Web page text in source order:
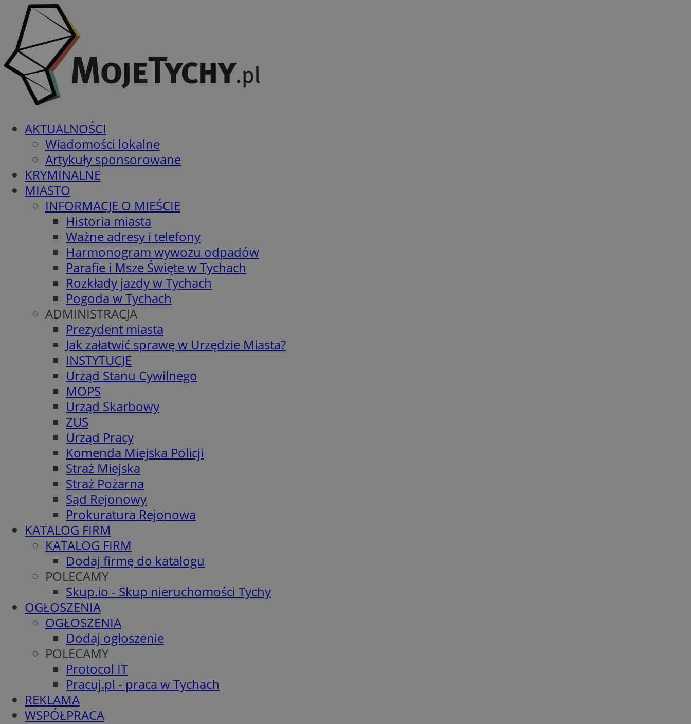
AKTUALNOŚCI
Wiadomości lokalne
Artykuły sponsorowane
KRYMINALNE
MIASTO
INFORMACJE O MIEŚCIE
Historia miasta
Ważne adresy i telefony
Harmonogram wywozu odpadów
Parafie i Msze Święte w Tychach
Rozkłady jazdy w Tychach
Pogoda w Tychach
ADMINISTRACJA
Prezydent miasta
Jak załatwić sprawę w Urzędzie Miasta?
INSTYTUCJE
Urząd Stanu Cywilnego
MOPS
Urząd Skarbowy
ZUS
Urząd Pracy
Komenda Miejska Policji
Straż Miejska
Straż Pożarna
Sąd Rejonowy
Prokuratura Rejonowa
KATALOG FIRM
KATALOG FIRM
Dodaj firmę do katalogu
POLECAMY
Skup.io - Skup nieruchomości Tychy
OGŁOSZENIA
OGŁOSZENIA
Dodaj ogłoszenie
POLECAMY
Protocol IT
Pracuj.pl - praca w Tychach
REKLAMA
WSPÓŁPRACA